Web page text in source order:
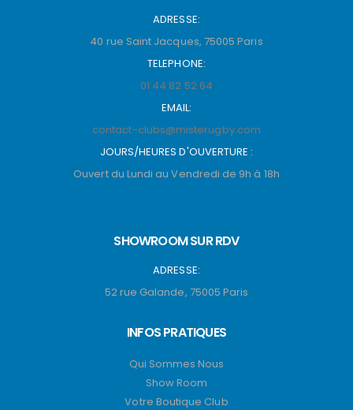
ADRESSE:
40 rue Saint Jacques, 75005 Paris
TELEPHONE:
01 44 82 52 64
EMAIL:
contact-clubs@misterugby.com
JOURS/HEURES D'OUVERTURE :
Ouvert du Lundi au Vendredi de 9h à 18h
SHOWROOM SUR RDV
ADRESSE:
52 rue Galande, 75005 Paris
INFOS PRATIQUES
Qui Sommes Nous
Show Room
Votre Boutique Club